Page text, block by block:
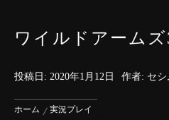
ワイルドアーム
投稿日: 2020年1月12日 作者: セシ
ホーム 実況プレイ